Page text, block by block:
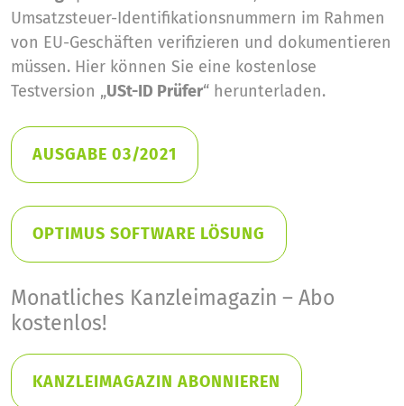
Umsatzsteuer-Identifikationsnummern im Rahmen
von EU-Geschäften verifizieren und dokumentieren
müssen. Hier können Sie eine kostenlose
Testversion „USt-ID Prüfer“ herunterladen.
AUSGABE 03/2021
OPTIMUS SOFTWARE LÖSUNG
Monatliches Kanzleimagazin – Abo
kostenlos!
KANZLEIMAGAZIN ABONNIEREN